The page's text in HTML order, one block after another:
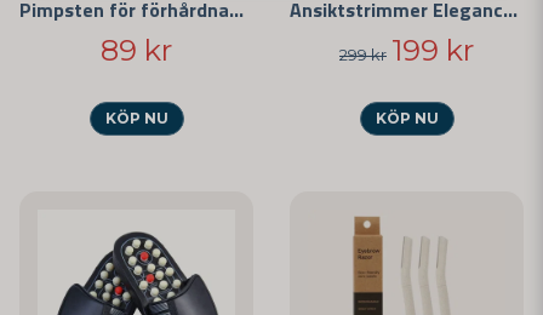
Pimpsten för förhårdnader och hudvård
89 kr
KÖP NU
Ansiktstrimmer Elegance Hair Remover
299 kr 199 kr
KÖP NU